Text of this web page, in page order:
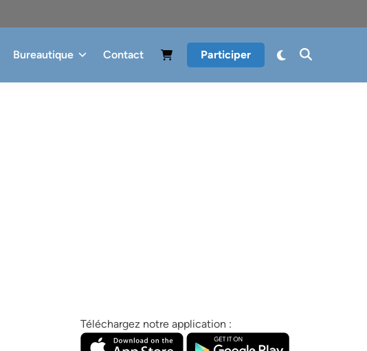
Bureautique Contact Participer
Téléchargez notre application :